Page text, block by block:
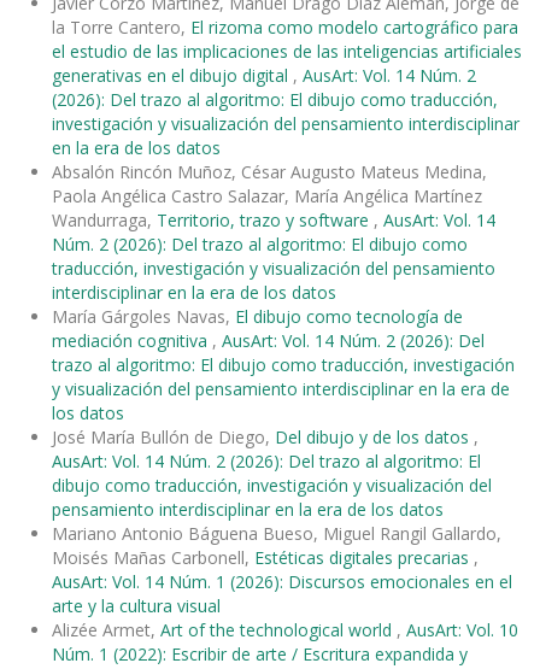
la Torre Cantero, El rizoma como modelo cartográfico para
el estudio de las implicaciones de las inteligencias artificiales
generativas en el dibujo digital , AusArt: Vol. 14 Núm. 2
(2026): Del trazo al algoritmo: El dibujo como traducción,
investigación y visualización del pensamiento interdisciplinar
en la era de los datos
Absalón Rincón Muñoz, César Augusto Mateus Medina,
Paola Angélica Castro Salazar, María Angélica Martínez
Wandurraga, Territorio, trazo y software , AusArt: Vol. 14
Núm. 2 (2026): Del trazo al algoritmo: El dibujo como
traducción, investigación y visualización del pensamiento
interdisciplinar en la era de los datos
María Gárgoles Navas, El dibujo como tecnología de
mediación cognitiva , AusArt: Vol. 14 Núm. 2 (2026): Del
trazo al algoritmo: El dibujo como traducción, investigación
y visualización del pensamiento interdisciplinar en la era de
los datos
José María Bullón de Diego, Del dibujo y de los datos ,
AusArt: Vol. 14 Núm. 2 (2026): Del trazo al algoritmo: El
dibujo como traducción, investigación y visualización del
pensamiento interdisciplinar en la era de los datos
Mariano Antonio Báguena Bueso, Miguel Rangil Gallardo,
Moisés Mañas Carbonell, Estéticas digitales precarias ,
AusArt: Vol. 14 Núm. 1 (2026): Discursos emocionales en el
arte y la cultura visual
Alizée Armet, Art of the technological world , AusArt: Vol. 10
Núm. 1 (2022): Escribir de arte / Escritura expandida y